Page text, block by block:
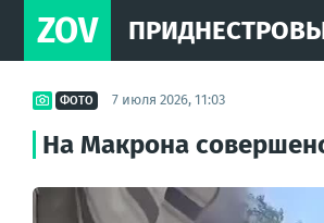
ZOV
ФОТО 7 июля 2026, 11:03
На Макрона